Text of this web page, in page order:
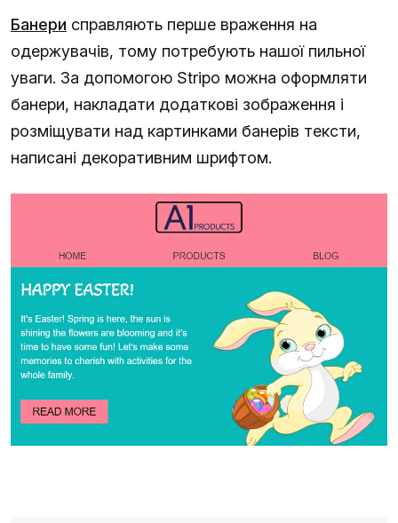
Банери справляють перше враження на
одержувачів, тому потребують нашої пильної
уваги. За допомогою Stripo можна оформляти
банери, накладати додаткові зображення і
розміщувати над картинками банерів тексти,
написані декоративним шрифтом.